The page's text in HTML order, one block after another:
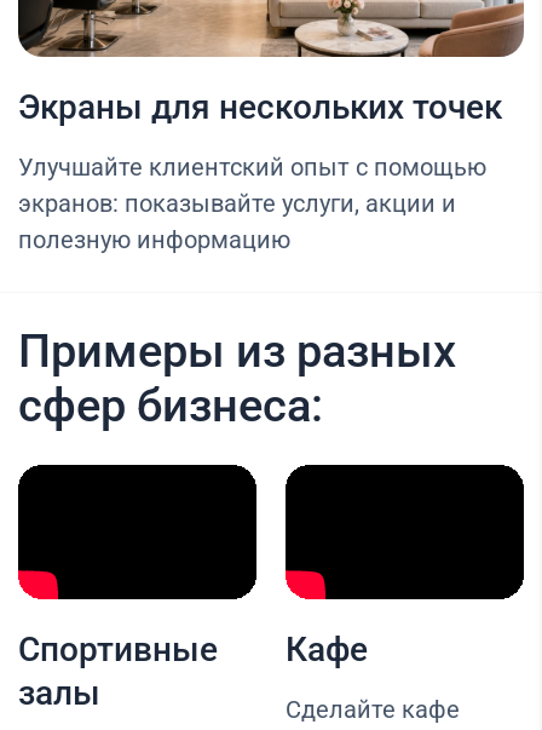
Экраны для нескольких точек
Улучшайте клиентский опыт с помощью
экранов: показывайте услуги, акции и
полезную информацию
Примеры из разных
сфер бизнеса:
Спортивные
залы
Кафе
Сделайте кафе